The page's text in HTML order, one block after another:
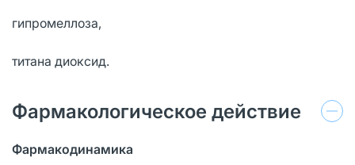
гипромеллоза,
титана диоксид.
Фармакологическое действие
Фармакодинамика